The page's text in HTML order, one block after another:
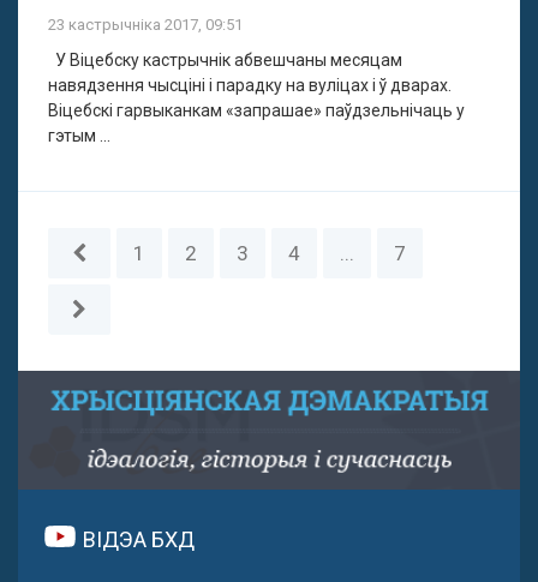
23 кастрычніка 2017, 09:51
У Віцебску кастрычнік абвешчаны месяцам
навядзення чысціні і парадку на вуліцах і ў дварах.
Віцебскі гарвыканкам «запрашае» паўдзельнічаць у
гэтым ...
1 2 3 4 ... 7
ВІДЭА БХД